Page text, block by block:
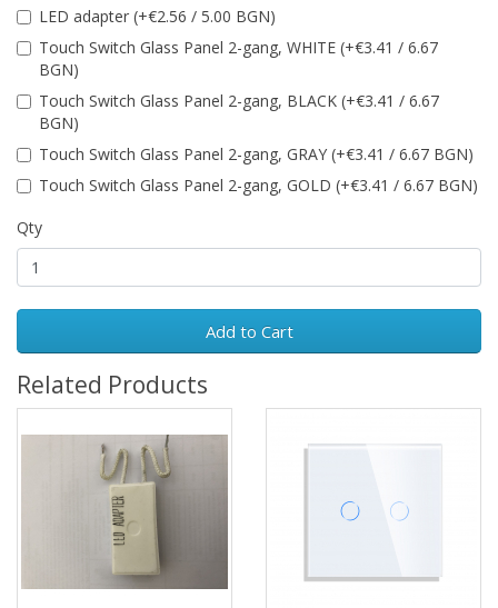
LED adapter (+€2.56 / 5.00 BGN)
Touch Switch Glass Panel 2-gang, WHITE (+€3.41 / 6.67
BGN)
Touch Switch Glass Panel 2-gang, BLACK (+€3.41 / 6.67
BGN)
Touch Switch Glass Panel 2-gang, GRAY (+€3.41 / 6.67 BGN)
Touch Switch Glass Panel 2-gang, GOLD (+€3.41 / 6.67 BGN)
Qty
Add to Cart
Related Products